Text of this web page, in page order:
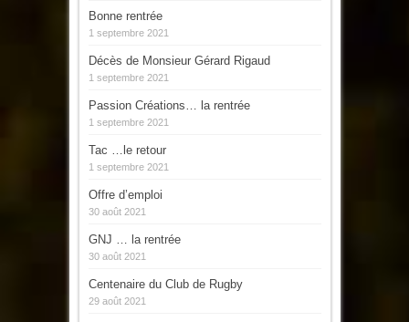
Bonne rentrée
1 septembre 2021
Décès de Monsieur Gérard Rigaud
1 septembre 2021
Passion Créations… la rentrée
1 septembre 2021
Tac …le retour
1 septembre 2021
Offre d’emploi
30 août 2021
GNJ … la rentrée
30 août 2021
Centenaire du Club de Rugby
29 août 2021